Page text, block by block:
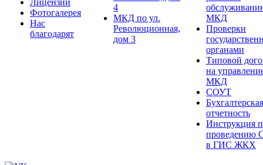
Лицензии
Фотогалерея
Нас
благодарят
4
МКД по ул.
Революционная,
дом 3
МКД
Проверки
органами
Типовой
на
МКД
СОУТ
Бухгалтерская
отчетность
Инструкция
проведению
в ГИС ЖКХ